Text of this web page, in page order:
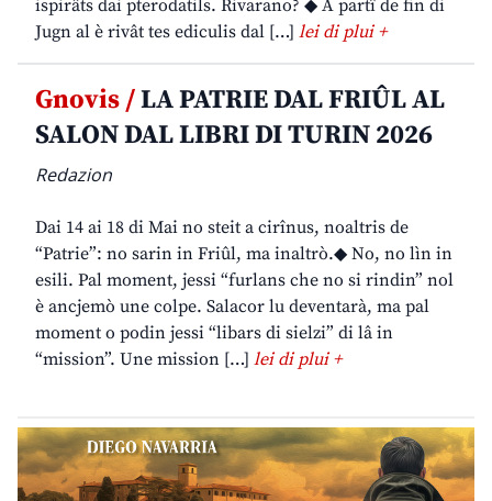
ispirâts dai pterodatils. Rivarano? ◆ A partî de fin di
Jugn al è rivât tes ediculis dal […] lei di plui +
Gnovis /LA PATRIE DAL FRIÛL AL
SALON DAL LIBRI DI TURIN 2026
Redazion
Dai 14 ai 18 di Mai no steit a cirînus, noaltris de
“Patrie”: no sarin in Friûl, ma inaltrò.◆ No, no lìn in
esili. Pal moment, jessi “furlans che no si rindin” nol
è ancjemò une colpe. Salacor lu deventarà, ma pal
moment o podin jessi “libars di sielzi” di lâ in
“mission”. Une mission […] lei di plui +